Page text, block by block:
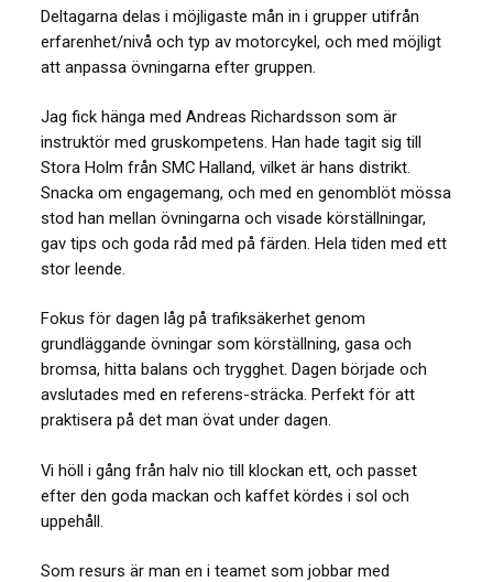
Deltagarna delas i möjligaste mån in i grupper utifrån
erfarenhet/nivå och typ av motorcykel, och med möjligt
att anpassa övningarna efter gruppen.
Jag fick hänga med Andreas Richardsson som är
instruktör med gruskompetens. Han hade tagit sig till
Stora Holm från SMC Halland, vilket är hans distrikt.
Snacka om engagemang, och med en genomblöt mössa
stod han mellan övningarna och visade körställningar,
gav tips och goda råd med på färden. Hela tiden med ett
stor leende.
Fokus för dagen låg på trafiksäkerhet genom
grundläggande övningar som körställning, gasa och
bromsa, hitta balans och trygghet. Dagen började och
avslutades med en referens-sträcka. Perfekt för att
praktisera på det man övat under dagen.
Vi höll i gång från halv nio till klockan ett, och passet
efter den goda mackan och kaffet kördes i sol och
uppehåll.
Som resurs är man en i teamet som jobbar med